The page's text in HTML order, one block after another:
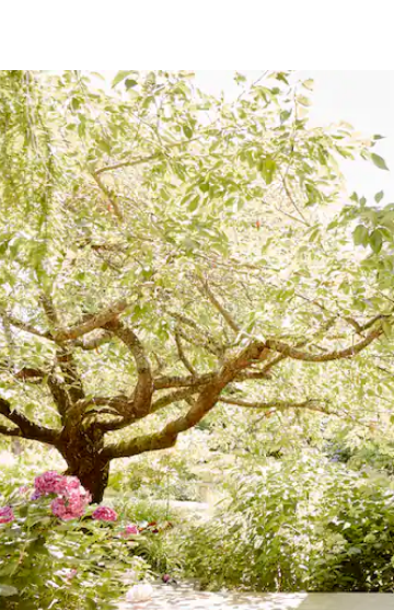
طريق اللمس أو السحب.